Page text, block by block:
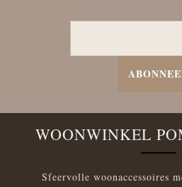
WOONWINKEL
Sfeervolle woonaccessoires